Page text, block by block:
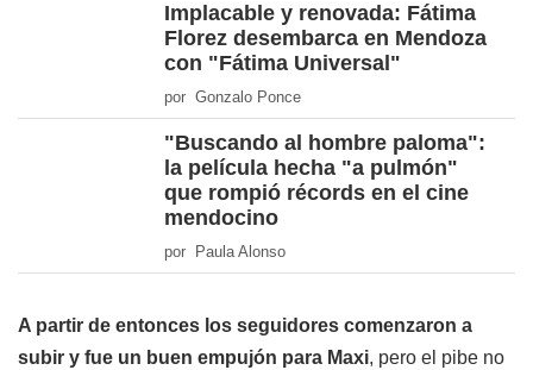
Implacable y renovada: Fátima
Florez desembarca en Mendoza
con "Fátima Universal"
por Gonzalo Ponce
"Buscando al hombre paloma":
la película hecha "a pulmón"
que rompió récords en el cine
mendocino
por Paula Alonso
A partir de entonces los seguidores comenzaron a
subir y fue un buen empujón para Maxi, pero el pibe no